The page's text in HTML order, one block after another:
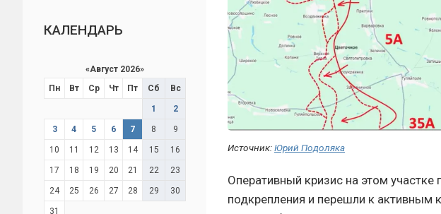
КАЛЕНДАРЬ
«Август 2026»
Пн
Вт Ср Чт Пт Сб Вс
1 2
3 4 5 6 7 8 9
10 11 12 13 14 15 16
17 18 19 20 21 22 23
24 25 26 27 28 29 30
31
Источник:Юрий Подоляка
Оперативный кризис на этом
подкрепления и перешли к активным